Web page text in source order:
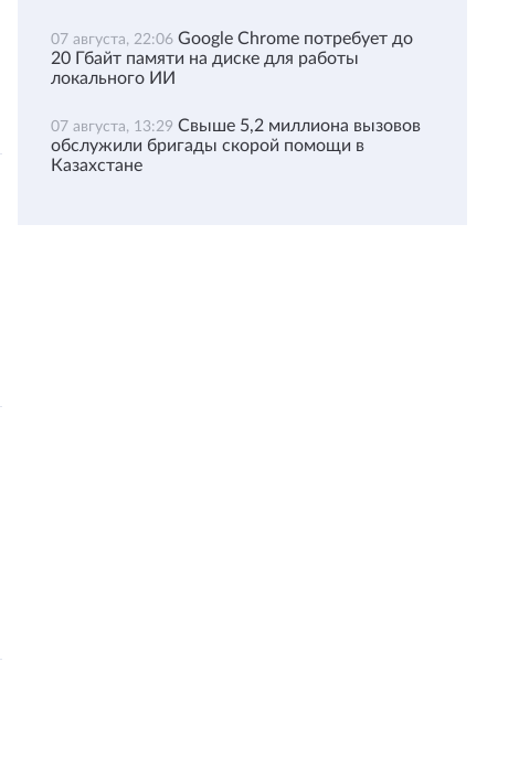
07 августа, 22:06 Google Chrome потребует до
20 Гбайт памяти на диске для работы
локального ИИ
07 августа, 13:29 Свыше 5,2 миллиона вызовов
обслужили бригады скорой помощи в
Казахстане